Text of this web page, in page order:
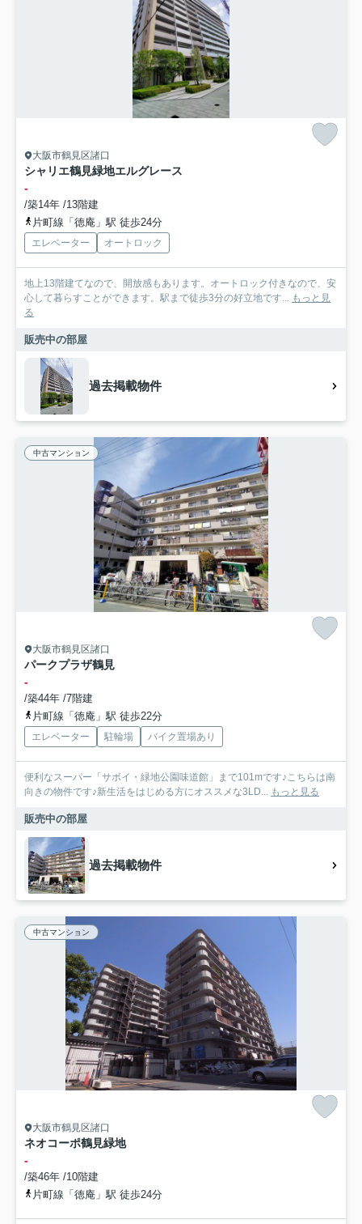
大阪市鶴見区諸口
シャリエ鶴見緑地エルグレース
-
/築14年 /13階建
片町線「徳庵」駅 徒歩24分
エレベーター オートロック
地上13階建てなので、開放感もあります。オートロック付きなので、安
心して暮らすことができます。駅まで徒歩3分の好立地です... もっと見
る
販売中の部屋
過去掲載物件
中古マンション
大阪市鶴見区諸口
パークプラザ鶴見
-
/築44年 /7階建
片町線「徳庵」駅 徒歩22分
エレベーター 駐輪場 バイク置場あり
便利なスーパー「サボイ・緑地公園味道館」まで101mです♪こちらは南
向きの物件です♪新生活をはじめる方にオススメな3LD...
もっと見る
販売中の部屋
過去掲載物件
中古マンション
大阪市鶴見区諸口
ネオコーポ鶴見緑地
-
/築46年 /10階建
片町線「徳庵」駅 徒歩24分